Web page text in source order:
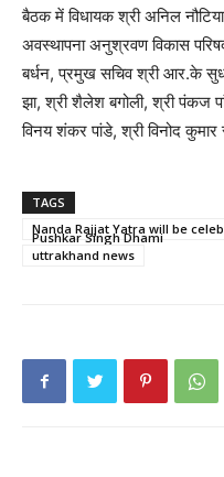
बैठक में विधायक श्री अनिल
अवस्थापना अनुश्रवण विकास
बर्धन, प्रमुख सचिव श्री आर.के
झा, श्री शैलेश बगोली, श्री पंकज
विनय शंकर पांडे, श्री विनोद
TAGS
Nanda Rajjat ​​Yatra will be
Pushkar Singh Dhami
uttrakhand news